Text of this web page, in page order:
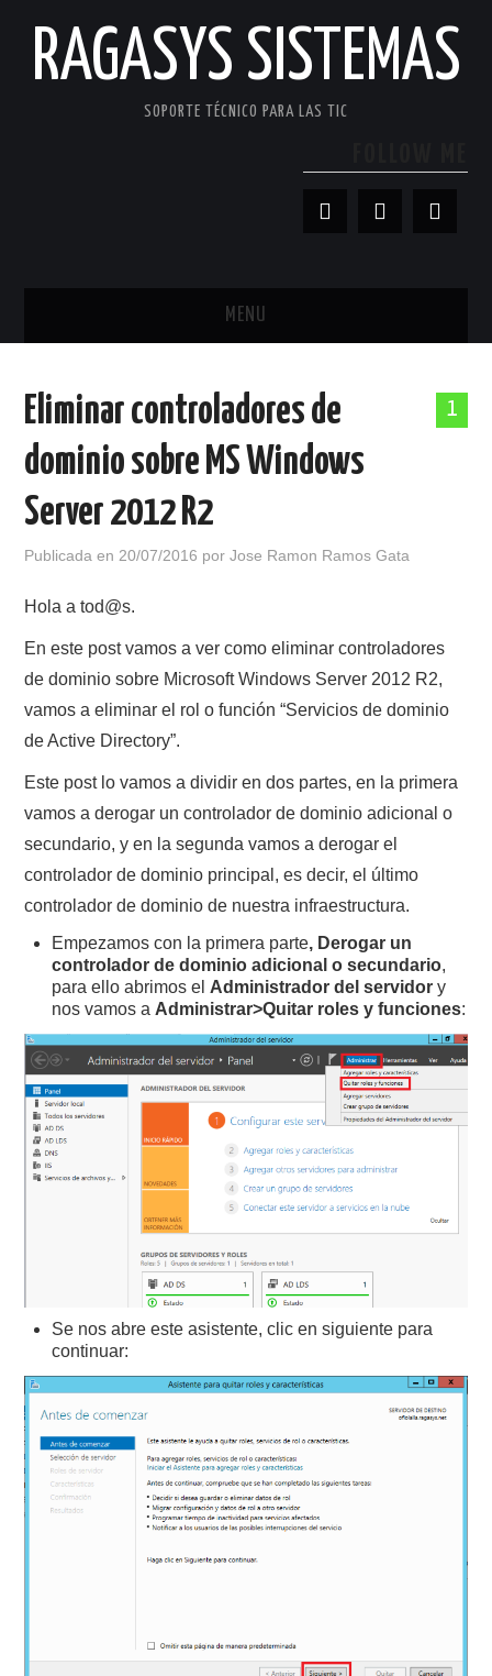
RAGASYS SISTEMAS
SOPORTE TÉCNICO PARA LAS TIC
MENU
ACERCA DE
1
Eliminar controladores de
dominio sobre MS Windows
Server 2012 R2
Publicada en 20/07/2016 porJose Ramon Ramos Gata
Hola a tod@s.
En este post vamos a ver como eliminar controladores
de dominio sobre Microsoft Windows Server 2012 R2,
vamos a eliminar el rol o función “Servicios de dominio
de Active Directory”.
Este post lo vamos a dividir en dos partes, en la primera
vamos a derogar un controlador de dominio adicional o
secundario, y en la segunda vamos a derogar el
controlador de dominio principal, es decir, el último
controlador de dominio de nuestra infraestructura.
Empezamos con la primera parte, Derogar un
controlador de dominio adicional o secundario,
para ello abrimos el Administrador del servidor y
nos vamos a Administrar>Quitar roles y funciones:
Se nos abre este asistente, clic en siguiente para
continuar: